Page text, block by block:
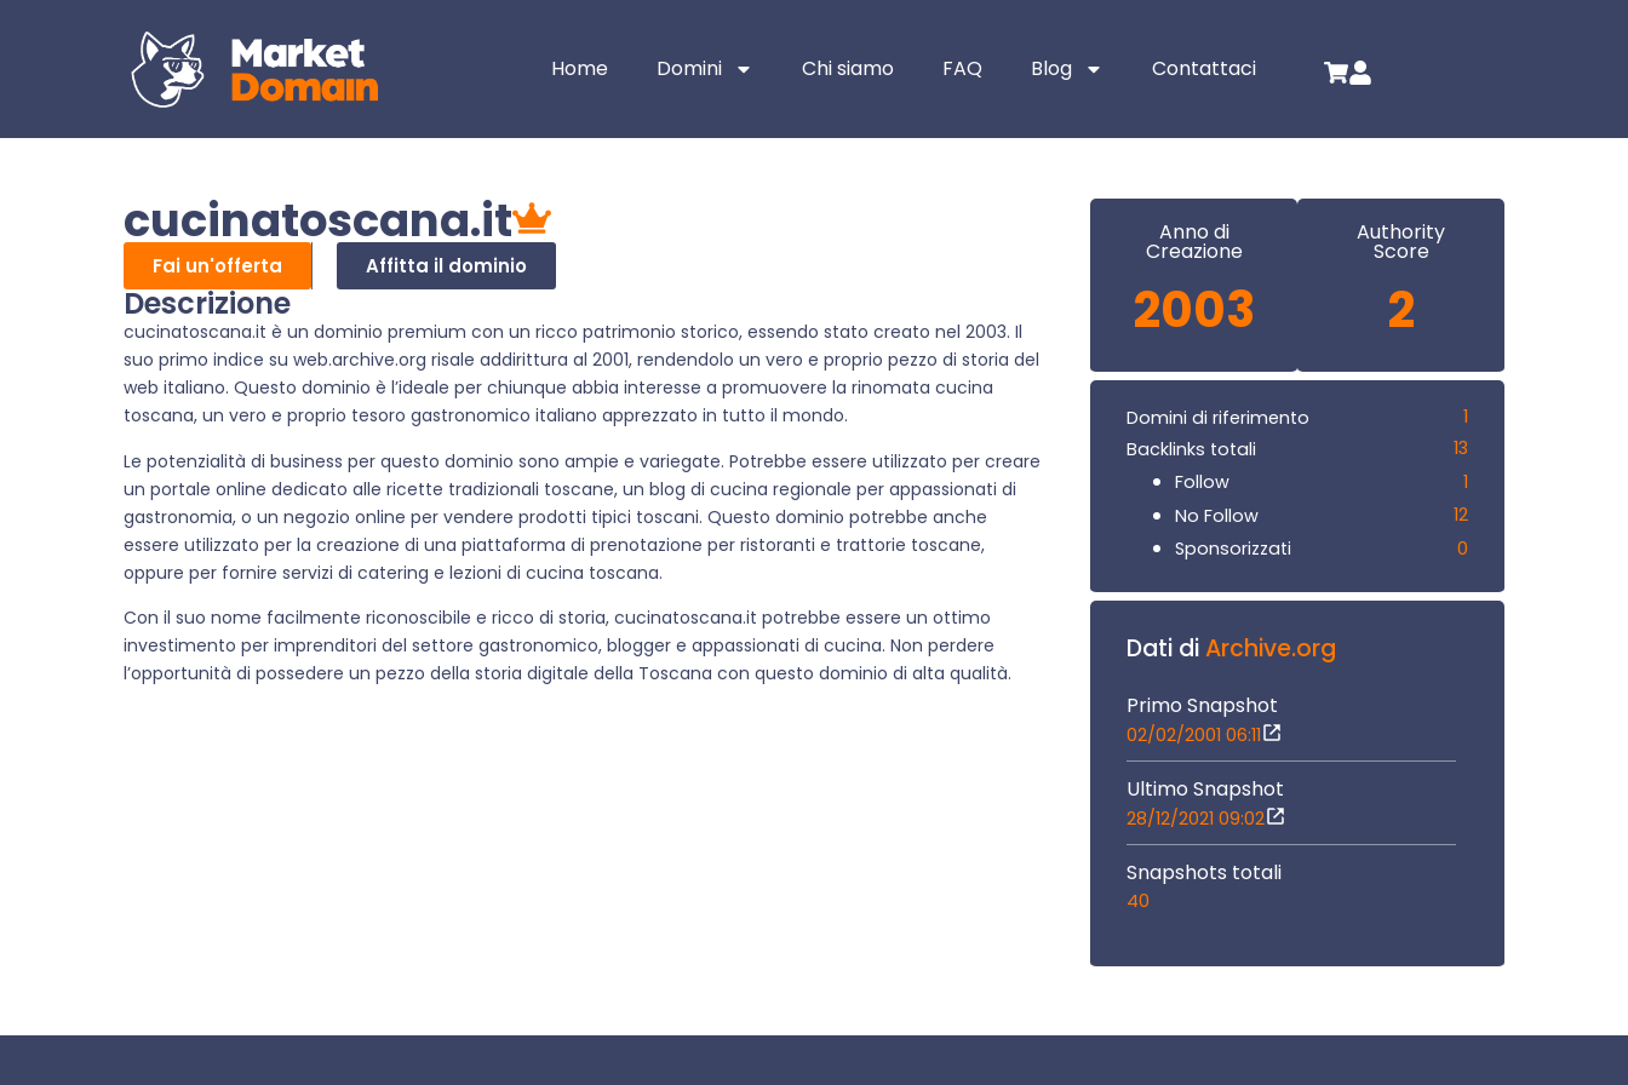
Home Domini Chi siamo FAQ Blog Contattaci
cucinatoscana.it
Fai un'offerta Affitta il dominio
Descrizione
cucinatoscana.it è un dominio premium con un ricco patrimonio storico, essendo stato creato nel 2003. Il
suo primo indice su web.archive.org risale addirittura al 2001, rendendolo un vero e proprio pezzo di storia del
web italiano. Questo dominio è l’ideale per chiunque abbia interesse a promuovere la rinomata cucina
toscana, un vero e proprio tesoro gastronomico italiano apprezzato in tutto il mondo.
Le potenzialità di business per questo dominio sono ampie e variegate. Potrebbe essere utilizzato per creare
un portale online dedicato alle ricette tradizionali toscane, un blog di cucina regionale per appassionati di
gastronomia, o un negozio online per vendere prodotti tipici toscani. Questo dominio potrebbe anche
essere utilizzato per la creazione di una piattaforma di prenotazione per ristoranti e trattorie toscane,
oppure per fornire servizi di catering e lezioni di cucina toscana.
Con il suo nome facilmente riconoscibile e ricco di storia, cucinatoscana.it potrebbe essere un ottimo
investimento per imprenditori del settore gastronomico, blogger e appassionati di cucina. Non perdere
l’opportunità di possedere un pezzo della storia digitale della Toscana con questo dominio di alta qualità.
Anno di
Creazione
2003
Authority
Score
2
Domini di riferimento
1
Backlinks totali
13
Follow
1
No Follow
12
Sponsorizzati
0
Dati diArchive.org
Primo Snapshot
02/02/2001 06:11
Ultimo Snapshot
28/12/2021 09:02
Snapshots totali
40